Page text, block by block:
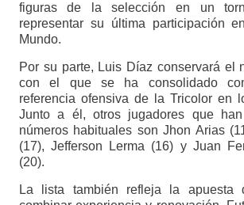
figuras de la selección en un
representar su última participación
Mundo.
Por su parte, Luis Díaz conservará el
con el que se ha consolidado
referencia ofensiva de la Tricolor en
Junto a él, otros jugadores que
números habituales son Jhon Arias
(17), Jefferson Lerma (16) y Juan
(20).
La lista también refleja la apuesta